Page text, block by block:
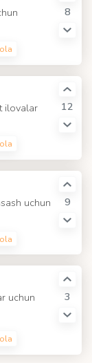
8
12
ilovalar
9
uchun
3
uchun